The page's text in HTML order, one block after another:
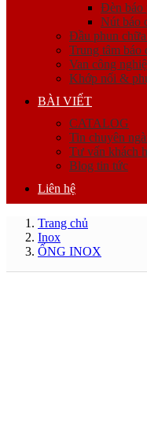
Đèn báo
Nút báo
Đầu phun
Trung tâm báo
Van công
Khớp nối &
BÀI VIẾT
CATALOG
Tin chuyên
Tư vấn khách
Blog tin tức
Liên hệ
Trang chủ
Inox
ỐNG INOX